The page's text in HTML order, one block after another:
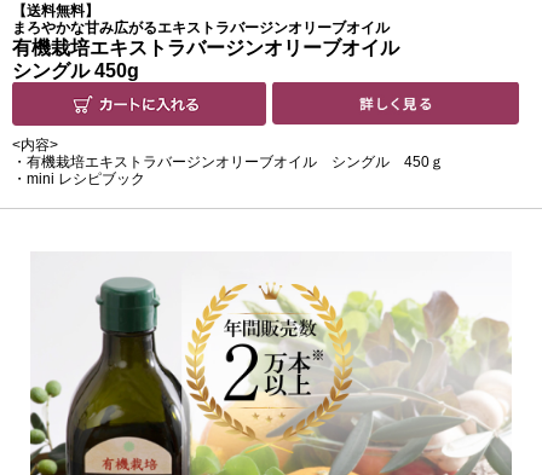
【送料無料】
まろやかな甘み広がるエキストラバージンオリーブオイル
有機栽培エキストラバージンオリーブオイル
シングル 450g
<内容>
・有機栽培エキストラバージンオリーブオイル シングル 450ｇ
・mini レシピブック